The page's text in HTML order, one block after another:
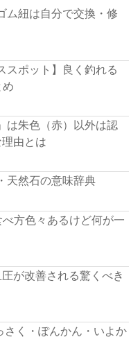
ム紐は自分で交換・修
スポット】良く釣れる
め
は朱色（赤）以外は認
由とは
天然石の意味辞典
方色々あるけど何が一
が改善される驚くべき
さく・ぽんかん・いよか